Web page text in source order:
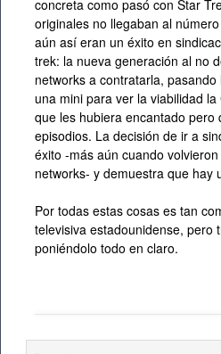
concreta como pasó con Star
originales no llegaban al
aún así eran un éxito en
trek: la nueva generación al no
networks a contratarla,
una mini para ver la viabilidad
que les hubiera encantado pero
episodios. La decisión de ir a
éxito -más aún cuando
networks- y demuestra que hay
Por todas estas cosas es tan
televisiva estadounidense, pero
poniéndolo todo en claro.